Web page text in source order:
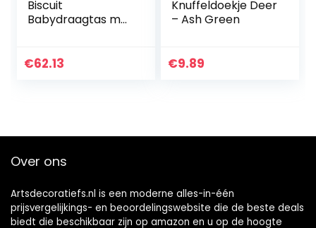
Biscuit
Babydraagtas met
ruim, gemaakt van
€62.13
Knuffeldoekje Deer
– Ash Green
€9.89
Over ons
Artsdecoratiefs.nl is een moderne alles-in-één
prijsvergelijkings- en beoordelingswebsite die de beste deals
biedt die beschikbaar zijn op amazon en u op de hoogte